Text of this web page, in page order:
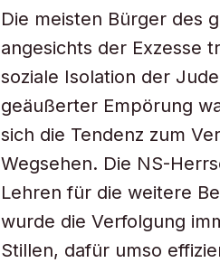
Die meisten Bürger des
angesichts der Exzesse
soziale Isolation der
geäußerter Empörung
sich die Tendenz zum
Wegsehen. Die NS-
Lehren für die weitere
wurde die Verfolgung
Stillen, dafür umso